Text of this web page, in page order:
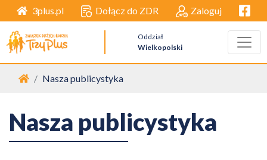
3plus.pl Dołącz do ZDR Zaloguj
Oddział
Wielkopolski
Strona główna
Nasza publicystyka
Nasza publicystyka